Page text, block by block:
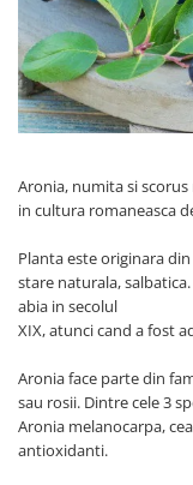
Ceai vrac
Ceaiuri diverse si
Bauturi
Apa
Vinuri, bere si alte
Siropuri naturale
Carbogazoase
Siropuri Bio
Cacao si inlocuitori
Seminte bio pentru
Seminte din plante
Superalimente bio
Aronia, numita si
in cultura romaneasca
Planta este originara
stare naturala,
abia in secolul
XIX, atunci cand a fost
Aronia face parte din
sau rosii. Dintre cele 3
Aronia melanocarpa,
antioxidanti.